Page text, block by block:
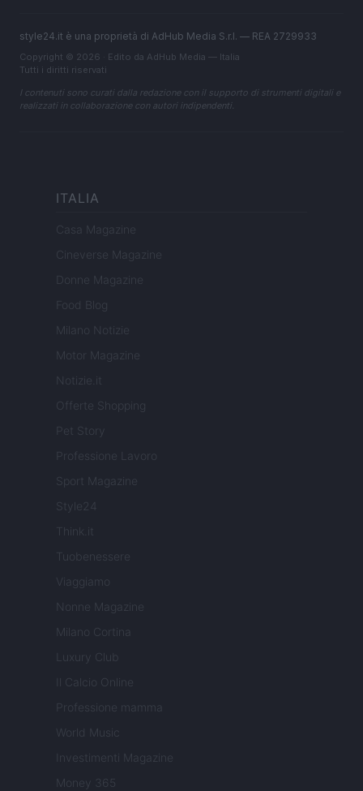
style24.it è una proprietà di AdHub Media S.r.l. — REA 2729933
Copyright © 2026 · Edito da AdHub Media — Italia
Tutti i diritti riservati
I contenuti sono curati dalla redazione con il supporto di strumenti digitali e
realizzati in collaborazione con autori indipendenti.
ITALIA
Casa Magazine
Cineverse Magazine
Donne Magazine
Food Blog
Milano Notizie
Motor Magazine
Notizie.it
Offerte Shopping
Pet Story
Professione Lavoro
Sport Magazine
Style24
Think.it
Tuobenessere
Viaggiamo
Nonne Magazine
Milano Cortina
Luxury Club
Il Calcio Online
Professione mamma
World Music
Investimenti Magazine
Money 365